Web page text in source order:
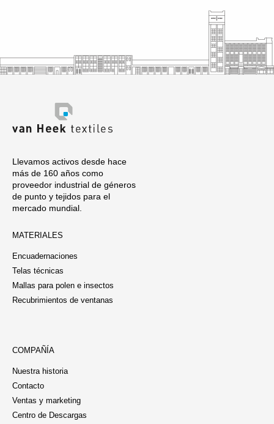
Llevamos activos desde hace
más de 160 años como
proveedor industrial de géneros
de punto y tejidos para el
mercado mundial.
MATERIALES
Encuadernaciones
Telas técnicas
Mallas para polen e insectos
Recubrimientos de ventanas
COMPAÑÍA
Nuestra historia
Contacto
Ventas y marketing
Centro de Descargas